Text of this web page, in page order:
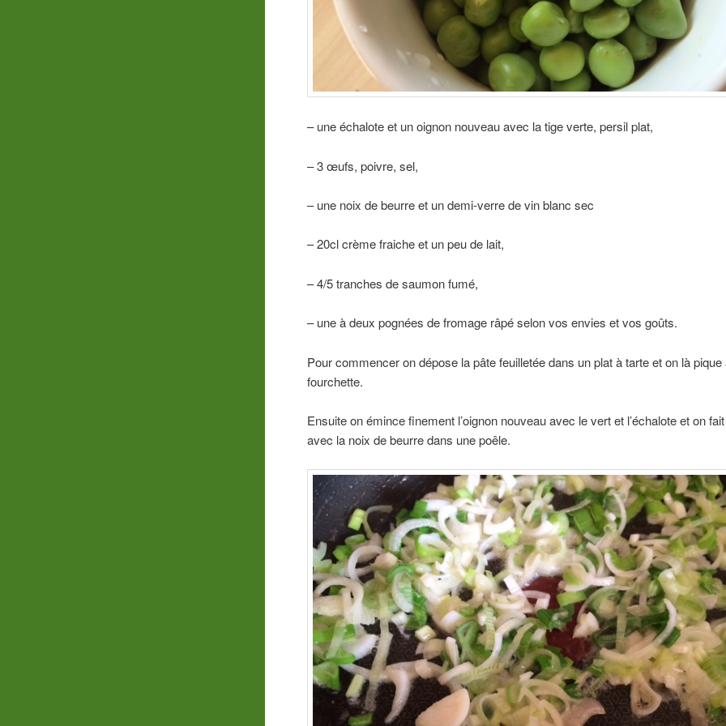
– une échalote et un oignon nouveau avec la tige verte, persil plat,
– 3 œufs, poivre, sel,
– une noix de beurre et un demi-verre de vin blanc sec
– 20cl crème fraiche et un peu de lait,
– 4/5 tranches de saumon fumé,
– une à deux pognées de fromage râpé selon vos envies et vos goûts.
Pour commencer on dépose la pâte feuilletée dans un plat à tarte et on là pique
fourchette.
Ensuite on émince finement l’oignon nouveau avec le vert et l’échalote et on
avec la noix de beurre dans une poêle.